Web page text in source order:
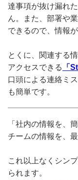
達事項が抜け漏れ
ん。また、部署や
できるので、情報
とくに、関連する
アクセスできる
「
口頭による連絡ミ
も簡単です。
「社内の情報を、
チームの情報を、
これ以上なくシン
られます。